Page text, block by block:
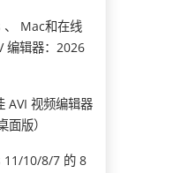
Mac和在线
编辑器：2026
AVI 视频编辑器
面版）
11/10/8/7 的 8